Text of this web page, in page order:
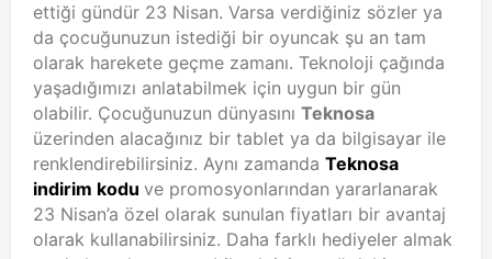
ettiği gündür 23 Nisan. Varsa verdiğiniz sözler ya
da çocuğunuzun istediği bir oyuncak şu an tam
olarak harekete geçme zamanı. Teknoloji çağında
yaşadığımızı anlatabilmek için uygun bir gün
olabilir. Çocuğunuzun dünyasını Teknosa
üzerinden alacağınız bir tablet ya da bilgisayar ile
renklendirebilirsiniz. Aynı zamanda Teknosa
indirim kodu ve promosyonlarından yararlanarak
23 Nisan’a özel olarak sunulan fiyatları bir avantaj
olarak kullanabilirsiniz. Daha farklı hediyeler almak